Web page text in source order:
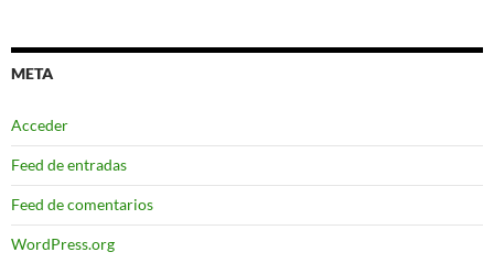
META
Acceder
Feed de entradas
Feed de comentarios
WordPress.org